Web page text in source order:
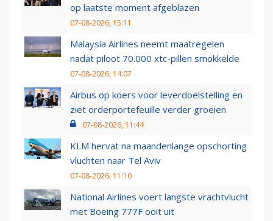
op laatste moment afgeblazen
07-08-2026, 15:11
Malaysia Airlines neemt maatregelen
nadat piloot 70.000 xtc-pillen smokkelde
07-08-2026, 14:07
Airbus op koers voor leverdoelstelling en
ziet orderportefeuille verder groeien
07-08-2026, 11:44
KLM hervat na maandenlange opschorting
vluchten naar Tel Aviv
07-08-2026, 11:10
National Airlines voert langste vrachtvlucht
met Boeing 777F ooit uit